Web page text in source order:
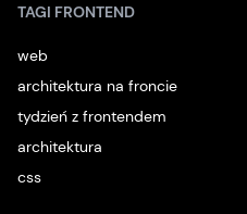
TAGI FRONTEND
web
architektura na froncie
tydzień z frontendem
architektura
css